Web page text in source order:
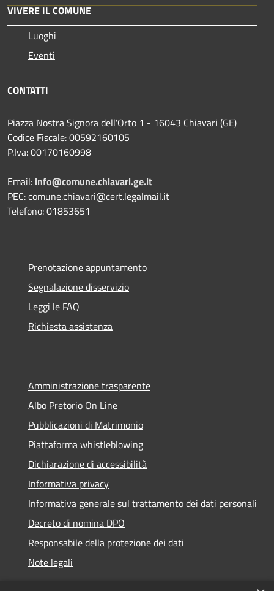
VIVERE IL COMUNE
Luoghi
Eventi
CONTATTI
Piazza Nostra Signora dell'Orto 1 - 16043 Chiavari (GE)
Codice Fiscale: 00592160105
P.Iva: 00170160998
Email: info@comune.chiavari.ge.it
PEC: comune.chiavari@cert.legalmail.it
Telefono: 01853651
Prenotazione appuntamento
Segnalazione disservizio
Leggi le FAQ
Richiesta assistenza
Amministrazione trasparente
Albo Pretorio On Line
Pubblicazioni di Matrimonio
Piattaforma whistleblowing
Dichiarazione di accessibilità
Informativa privacy
Informativa generale sul trattamento dei dati personali
Decreto di nomina DPO
Responsabile della protezione dei dati
Note legali